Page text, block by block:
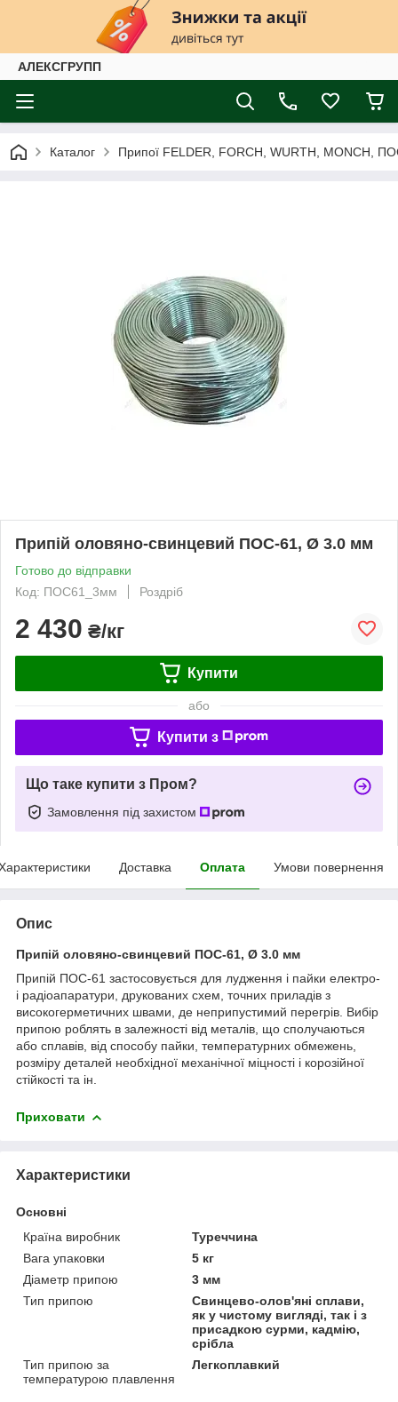
АЛЕКСГРУПП
Каталог Припої FELDER, FORCH, WURTH, MONCH,
Припій оловяно-свинцевий ПОС-61, Ø 3.0 мм
Готово до відправки
Код: ПОС61_3мм
Роздріб
2 430 ₴/кг
Купити
або
Купити з
Що таке купити з Пром?
Замовлення під захистом
Доставка Оплата Умови повернення
Опис
Припій оловяно-свинцевий ПОС-61, Ø 3.0 мм
Припій ПОС-61 застосовується для лудження і пайки електро-
і радіоапаратури, друкованих схем, точних приладів з
високогерметичних швами, де неприпустимий перегрів. Вибір
припою роблять в залежності від металів, що сполучаються
або сплавів, від способу пайки, температурних обмежень,
розміру деталей необхідної механічної міцності і корозійної
стійкості та ін.
Приховати
Характеристики
Основні
Країна виробник
Туреччина
Вага упаковки
5 кг
Діаметр припою
3 мм
Тип припою
Свинцево-олов'яні сплави,
як у чистому вигляді, так і з
присадкою сурми, кадмію,
срібла
Тип припою за
температурою плавлення
Легкоплавкий